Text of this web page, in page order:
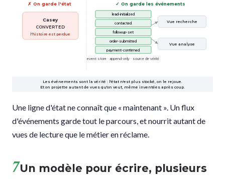
✗ On garde l'état
Casey
CONVERTED
l'histoire est perdue
✓ On garde les événements
lead-initialized
contacted
followup-set
order-submitted
payment-confirmed
event store · append-only · source de vérité
Vue recherche
Vue analyse
Les événements sont la vérité : l'état n'est plus stocké, on le rejoue.
Et on projette autant de vues qu'on veut, même inventées après coup.
Une ligne d'état ne connaît que « maintenant ». Un flux
d'événements garde tout le parcours, et nourrit autant de
vues de lecture que le métier en réclame.
7Un modèle pour écrire, plusieurs